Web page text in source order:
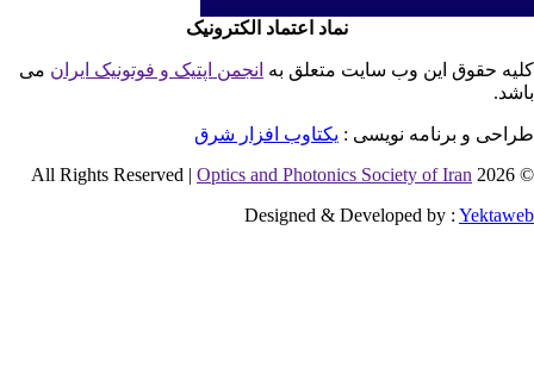
نماد اعتماد الکترونیک
حقوق این وب سایت متعلق بهانجمن اپتیک و فوتونیک ایران می
و برنامه نویسی : یکتاوب افزار شرق
©
Optics and Photonics Society of Iran
Designed & Developed by :